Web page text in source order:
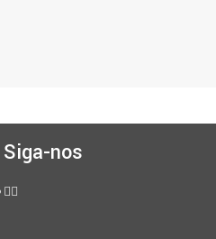
Siga-nos